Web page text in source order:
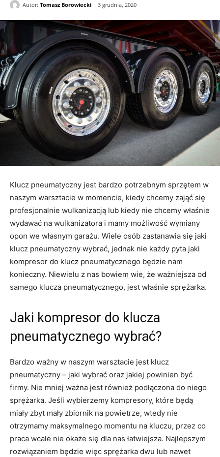
Autor: Tomasz Borowiecki 3 grudnia, 2020
Klucz pneumatyczny jest bardzo potrzebnym sprzętem w
naszym warsztacie w momencie, kiedy chcemy zająć się
profesjonalnie wulkanizacją lub kiedy nie chcemy właśnie
wydawać na wulkanizatora i mamy możliwość wymiany
opon we własnym garażu. Wiele osób zastanawia się jaki
klucz pneumatyczny wybrać, jednak nie każdy pyta jaki
kompresor do klucz pneumatycznego będzie nam
konieczny. Niewielu z nas bowiem wie, że ważniejsza od
samego klucza pneumatycznego, jest właśnie sprężarka.
Jaki kompresor do klucza
pneumatycznego wybrać?
Bardzo ważny w naszym warsztacie jest klucz
pneumatyczny – jaki wybrać oraz jakiej powinien być
firmy. Nie mniej ważna jest również podłączona do niego
sprężarka. Jeśli wybierzemy kompresory, które będą
miały zbyt mały zbiornik na powietrze, wtedy nie
otrzymamy maksymalnego momentu na kluczu, przez co
praca wcale nie okaże się dla nas łatwiejsza. Najlepszym
rozwiązaniem będzie więc sprężarka dwu lub nawet